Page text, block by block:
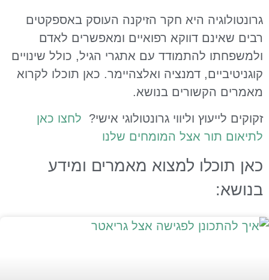
היא חקר הזיקנה העוסק באספקטים
שאינם דווקא רפואיים ומאפשרים לאדם
להתמודד עם אתגרי הגיל, כולל שינויים
דמנציה ואלצהיימר. כאן תוכלו לקרוא
הקשורים בנושא.
לייעוץ וליווי גרונטולוגי אישי?לחצו כאן
תור אצל המומחים שלנו
תוכלו למצוא מאמרים ומידע